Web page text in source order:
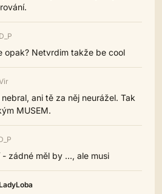
D_P
opak? Netvrdim takže be cool
ani tě za něj neurážel. Tak
MUSEM.
zádné měl by ..., ale musi